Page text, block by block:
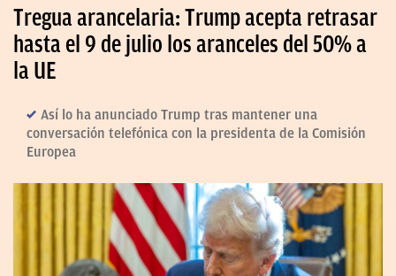
Tregua arancelaria: Trump acepta retrasar
hasta el 9 de julio los aranceles del 50% a
la UE
Así lo ha anunciado Trump tras mantener una
conversación telefónica con la presidenta de la Comisión
Europea